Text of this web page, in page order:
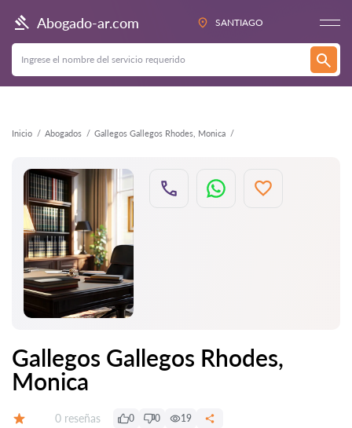
Abogado-ar.com SANTIAGO
Inicio Abogados Gallegos Gallegos Rhodes, Monica
Atrás
Gallegos Gallegos Rhodes,
Monica
Número de reseñas:
0 reseñas 0 0 19